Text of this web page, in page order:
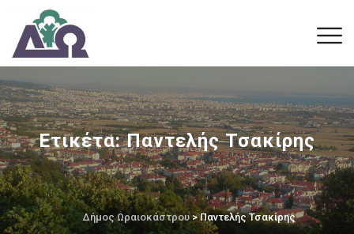
Ετικέτα:Παντελής Τσακίρης
Δήμος Ωραιοκάστρου> Παντελής Τσακίρης